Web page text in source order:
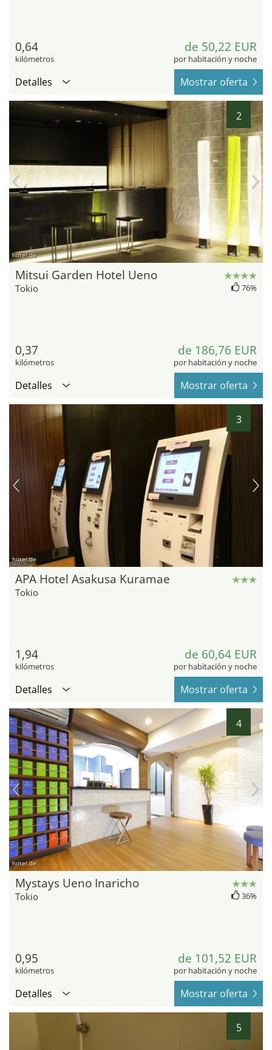
0,64
kilómetros
de 50,22 EUR
por habitación y noche
Detalles Mostrar oferta
2
hotel.de
Mitsui Garden Hotel Ueno
Tokio 76%
0,37
kilómetros
de 186,76 EUR
por habitación y noche
Detalles Mostrar oferta
3
hotel.de
APA Hotel Asakusa Kuramae
Tokio
1,94
kilómetros
de 60,64 EUR
por habitación y noche
Detalles Mostrar oferta
4
hotel.de
Mystays Ueno Inaricho
Tokio 36%
0,95
kilómetros
de 101,52 EUR
por habitación y noche
Detalles Mostrar oferta
5